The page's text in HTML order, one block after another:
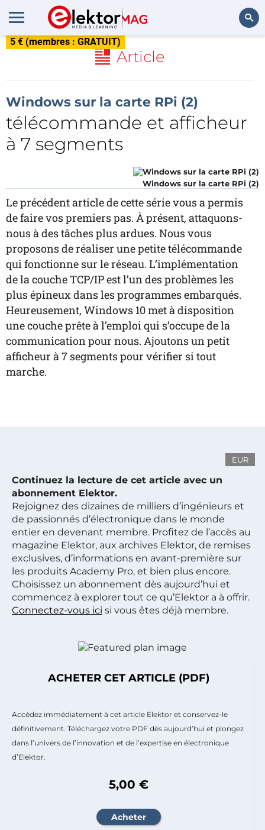
5 € (membres : GRATUIT)
Article
Windows sur la carte RPi (2)
télécommande et afficheur
à 7 segments
Windows sur la carte RPi (2)
Le précédent article de cette série vous a permis
de faire vos premiers pas. À présent, attaquons-
nous à des tâches plus ardues. Nous vous
proposons de réaliser une petite télécommande
qui fonctionne sur le réseau. L’implémentation
de la couche TCP/IP est l’un des problèmes les
plus épineux dans les programmes embarqués.
Heureusement, Windows 10 met à disposition
une couche prête à l’emploi qui s’occupe de la
communication pour nous. Ajoutons un petit
afficheur à 7 segments pour vérifier si tout
marche.
EUR
Continuez la lecture de cet article avec un
abonnement Elektor.
Rejoignez des dizaines de milliers d’ingénieurs et
de passionnés d’électronique dans le monde
entier en devenant membre. Profitez de l’accès au
magazine Elektor, aux archives Elektor, de remises
exclusives, d’informations en avant-première sur
les produits Academy Pro, et bien plus encore.
Choisissez un abonnement dès aujourd’hui et
commencez à explorer tout ce qu’Elektor a à offrir.
Connectez-vous ici si vous êtes déjà membre.
ACHETER CET ARTICLE (PDF)
Accédez immédiatement à cet article Elektor et conservez-le
définitivement. Téléchargez votre PDF dès aujourd’hui et plongez
dans l’univers de l’innovation et de l’expertise en électronique
d’Elektor.
5,00 €